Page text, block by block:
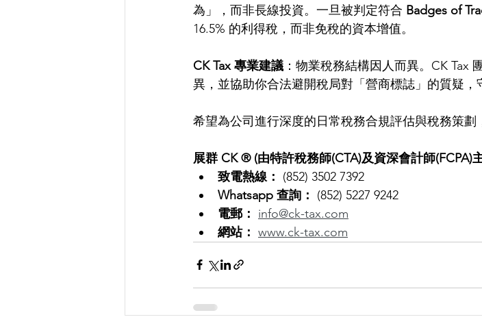
為」，而非長線投資。一旦被判定符合 Badges of
16.5% 的利得稅，而非免稅的資本增值。
CK Tax 專業建議 ：物業稅務結構因人而異。CK Tax
異，並協助你合法避開稅局對「營商標誌」的質疑，
希望為公司進行深度的日常稅務合規評估與稅務策劃
展群 CK ® (由特許稅務師(CTA)及資深會計師(FCPA)
致電熱線： (852) 3502 7392
Whatsapp 查詢： (852) 5227 9242
電郵： info@ck-tax.com
網站： www.ck-tax.com